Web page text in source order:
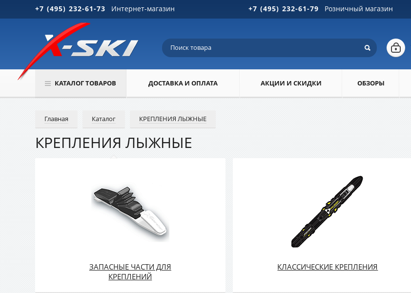
+7 (495) 232-61-73 Интернет-магазин +7 (495) 232-61-79 Розничный магазин
КАТАЛОГ ТОВАРОВ ДОСТАВКА И ОПЛАТА АКЦИИ И СКИДКИ ОБЗОРЫ
Главная Каталог КРЕПЛЕНИЯ ЛЫЖНЫЕ
КРЕПЛЕНИЯ ЛЫЖНЫЕ
ЗАПАСНЫЕ ЧАСТИ ДЛЯ
КРЕПЛЕНИЙ
КЛАССИЧЕСКИЕ КРЕПЛЕНИЯ